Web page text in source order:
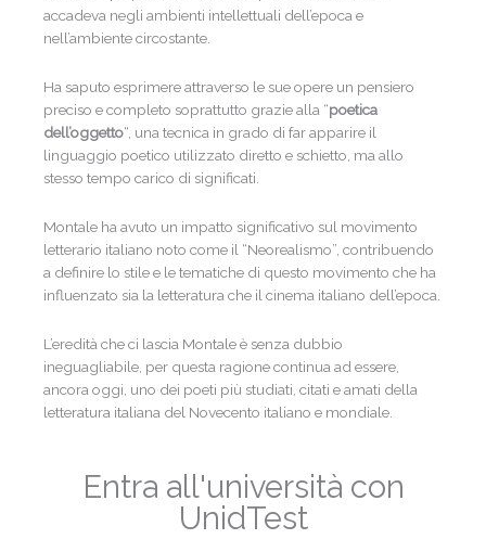
accadeva negli ambienti intellettuali dell’epoca e
nell’ambiente circostante.
Ha saputo esprimere attraverso le sue opere un pensiero
preciso e completo soprattutto grazie alla “poetica
dell’oggetto“, una tecnica in grado di far apparire il
linguaggio poetico utilizzato diretto e schietto, ma allo
stesso tempo carico di significati.
Montale ha avuto un impatto significativo sul movimento
letterario italiano noto come il “Neorealismo”, contribuendo
a definire lo stile e le tematiche di questo movimento che ha
influenzato sia la letteratura che il cinema italiano dell’epoca.
L’eredità che ci lascia Montale è senza dubbio
ineguagliabile, per questa ragione continua ad essere,
ancora oggi, uno dei poeti più studiati, citati e amati della
letteratura italiana del Novecento italiano e mondiale.
Entra all'università con
UnidTest